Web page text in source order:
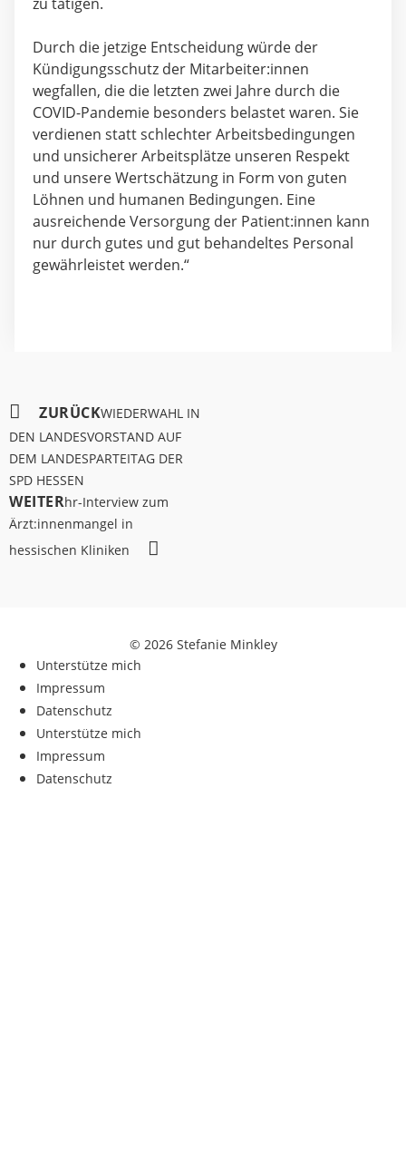
Durch die jetzige Entscheidung würde der
Kündigungsschutz der Mitarbeiter:innen
wegfallen, die die letzten zwei Jahre durch die
COVID-Pandemie besonders belastet waren. Sie
verdienen statt schlechter Arbeitsbedingungen
und unsicherer Arbeitsplätze unseren Respekt
und unsere Wertschätzung in Form von guten
Löhnen und humanen Bedingungen. Eine
ausreichende Versorgung der Patient:innen kann
nur durch gutes und gut behandeltes Personal
gewährleistet werden.“
ZURÜCKWIEDERWAHL IN
DEN LANDESVORSTAND AUF
DEM LANDESPARTEITAG DER
SPD HESSEN
WEITERhr-Interview zum
Ärzt:innenmangel in
hessischen Kliniken
© 2026 Stefanie Minkley
Unterstütze mich
Impressum
Datenschutz
Unterstütze mich
Impressum
Datenschutz